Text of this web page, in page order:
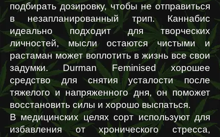
подбирать дозировку, чтобы не отправиться
в незапланированный трип. Каннабис
идеально подходит для творческих
личностей, мысли остаются чистыми и
растаман может воплотить в жизнь все свои
задумки. Durman Feminised хорошее
средство для снятия усталости после
тяжелого и напряженного дня, он поможет
восстановить силы и хорошо выспаться.
В медицинских целях сорт используют для
избавления от хронического стресса,